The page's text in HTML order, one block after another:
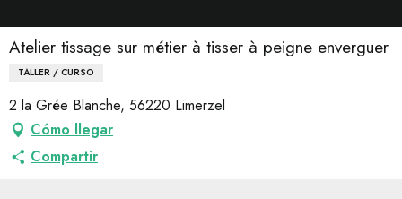
Atelier tissage sur métier à tisser à peigne enverguer
TALLER / CURSO
2 la Grée Blanche, 56220 Limerzel
Cómo llegar
Compartir